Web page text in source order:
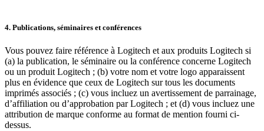
4. Publications, séminaires et conférences
Vous pouvez faire référence à Logitech et aux produits Logitech si
(a) la publication, le séminaire ou la conférence concerne Logitech
ou un produit Logitech ; (b) votre nom et votre logo apparaissent
plus en évidence que ceux de Logitech sur tous les documents
imprimés associés ; (c) vous incluez un avertissement de parrainage,
d’affiliation ou d’approbation par Logitech ; et (d) vous incluez une
attribution de marque conforme au format de mention fourni ci-
dessus.